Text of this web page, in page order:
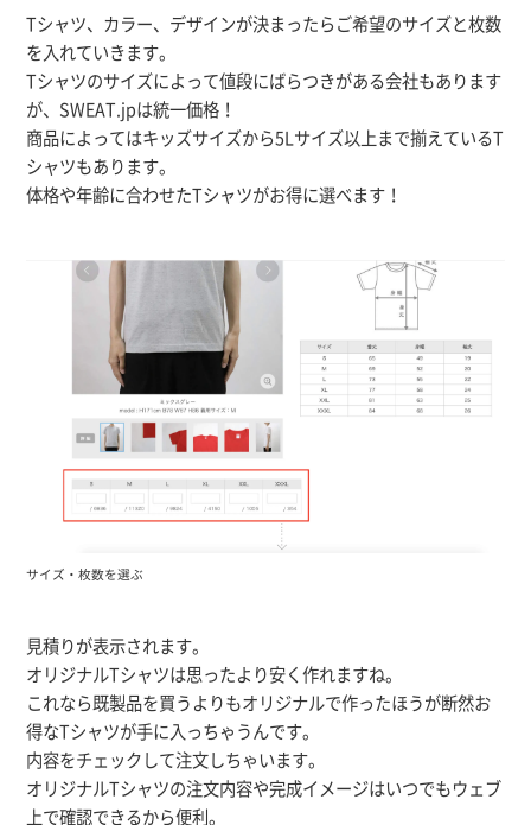
Tシャツ、カラー、デザインが決まったらご希望のサイズと枚数
を入れていきます。
Tシャツのサイズによって値段にばらつきがある会社もあります
が、SWEAT.jpは統一価格！
商品によってはキッズサイズから5Lサイズ以上まで揃えているT
シャツもあります。
体格や年齢に合わせたTシャツがお得に選べます！
サイズ・枚数を選ぶ
見積りが表示されます。
オリジナルTシャツは思ったより安く作れますね。
これなら既製品を買うよりもオリジナルで作ったほうが断然お
得なTシャツが手に入っちゃうんです。
内容をチェックして注文しちゃいます。
オリジナルTシャツの注文内容や完成イメージはいつでもウェブ
上で確認できるから便利。